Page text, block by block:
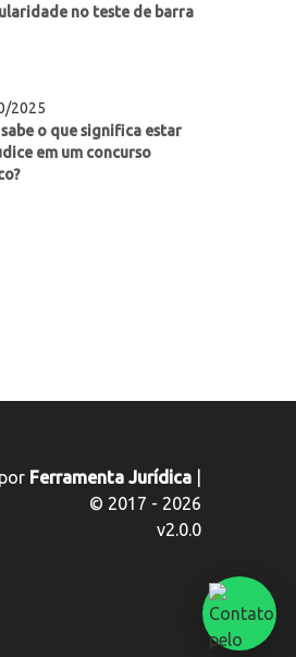
no teste de barra
2025
o que significa estar
em um concurso
Ferramenta Jurídica
© 2017 - 2026
v2.0.0